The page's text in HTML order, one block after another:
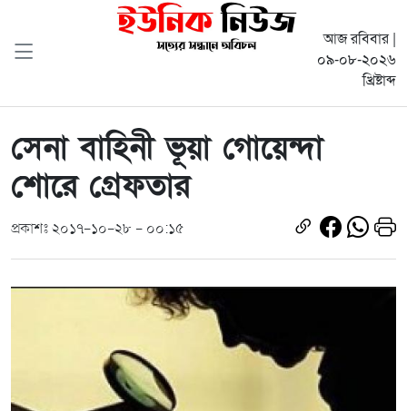
আজ রবিবার |
০৯-০৮-২০২৬
খ্রিষ্টাব্দ
সেনা বাহিনী ভূয়া গোয়েন্দা
শোরে গ্রেফতার
প্রকাশঃ ২০১৭-১০-২৮ - ০০:১৫